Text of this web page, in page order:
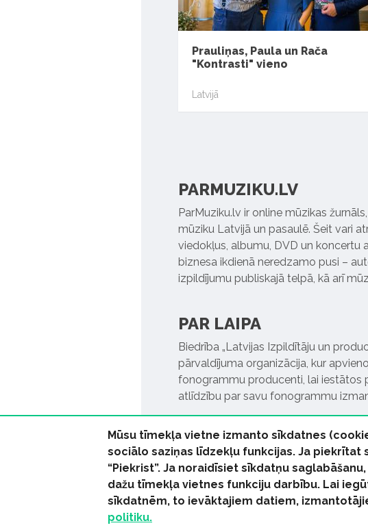
Prauliņas, Paula un Rača
"Kontrasti" vieno
Latvijā
PARMUZIKU.LV
ParMuziku.lv ir online mūzikas
mūziku Latvijā un pasaulē. Šeit vari
viedokļus, albumu, DVD un koncertu
biznesa ikdienā neredzamo pusi –
izpildījumu publiskajā telpā, kā arī
PAR LAIPA
Biedrība „Latvijas Izpildītāju un
pārvaldījuma organizācija, kur
fonogrammu producenti, lai iestātos
atlīdzību par savu fonogrammu
© 2026 parmuziku.lv, visas tiesības
Mūsu tīmekļa vietne izmanto sīkdatnes
sociālo saziņas līdzekļu funkcijas. Ja
“Piekrist”. Ja noraidīsiet sīkdatņu
dažu tīmekļa vietnes funkciju darbību. Lai
sīkdatnēm, to ievāktajiem datiem,
politiku.